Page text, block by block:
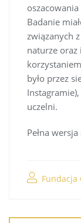
Badanie
związanych
naturze oraz
było przez
uczelni.
Pełna
Fundacja